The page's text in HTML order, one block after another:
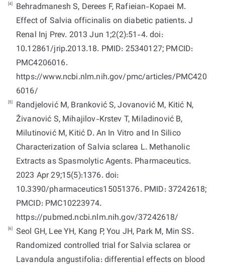
[4]
Behradmanesh S, Derees F, Rafieian-Kopaei M.
Effect of Salvia officinalis on diabetic patients. J
Renal Inj Prev. 2013 Jun 1;2(2):51-4. doi:
10.12861/jrip.2013.18. PMID: 25340127; PMCID:
PMC4206016.
https://www.ncbi.nlm.nih.gov/pmc/articles/PMC420
6016/
[5]
Randjelović M, Branković S, Jovanović M, Kitić N,
Živanović S, Mihajilov-Krstev T, Miladinović B,
Milutinović M, Kitić D. An In Vitro and In Silico
Characterization of Salvia sclarea L. Methanolic
Extracts as Spasmolytic Agents. Pharmaceutics.
2023 Apr 29;15(5):1376. doi:
10.3390/pharmaceutics15051376. PMID: 37242618;
PMCID: PMC10223974.
https://pubmed.ncbi.nlm.nih.gov/37242618/
[6] Seol GH, Lee YH, Kang P, You JH, Park M, Min SS.
Randomized controlled trial for Salvia sclarea or
Lavandula angustifolia: differential effects on blood